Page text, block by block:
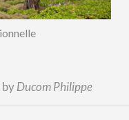
Ducom Philippe